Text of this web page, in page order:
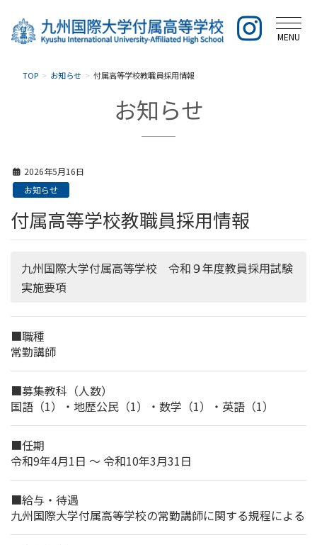
MENU
TOP お知らせ 付属高等学校教職員採用情報
お知らせ
2026年5月16日
お知らせ
付属高等学校教職員採用情報
九州国際大学付属高等学校 令和９年度教員採用試験
実施要項
■職種
常勤講師
■募集教科（人数）
国語（1）・地歴公民（1）・数学（1）・英語（1）
■任期
令和9年4月1日 ～ 令和10年3月31日
■給与・待遇
九州国際大学付属高等学校の常勤講師に関する規程による